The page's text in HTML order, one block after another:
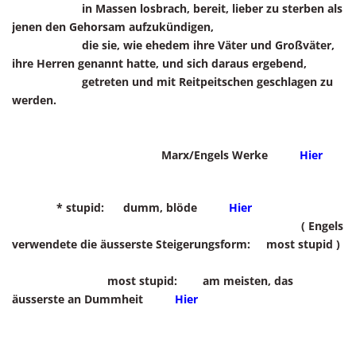
in Massen losbrach, bereit, lieber zu sterben als
jenen den Gehorsam aufzukündigen,
die sie, wie ehedem ihre Väter und Großväter,
ihre Herren genannt hatte, und sich daraus ergebend,
getreten und mit Reitpeitschen geschlagen zu
werden.
Marx/Engels Werke Hier
* stupid: dumm, blöde Hier
( Engels
verwendete die äusserste Steigerungsform: most stupid )
most stupid: am meisten, das
äusserste an Dummheit Hier